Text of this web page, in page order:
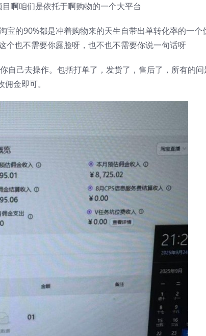
啊咱们是依托于啊购物的一个大平台
宝的90%都是冲着购物来的天生自带出单转化率的一个
个也不需要你露脸呀，也不也不需要你说一句话呀
自己去操作。包括打单了，发货了，售后了，所有的问
金即可。